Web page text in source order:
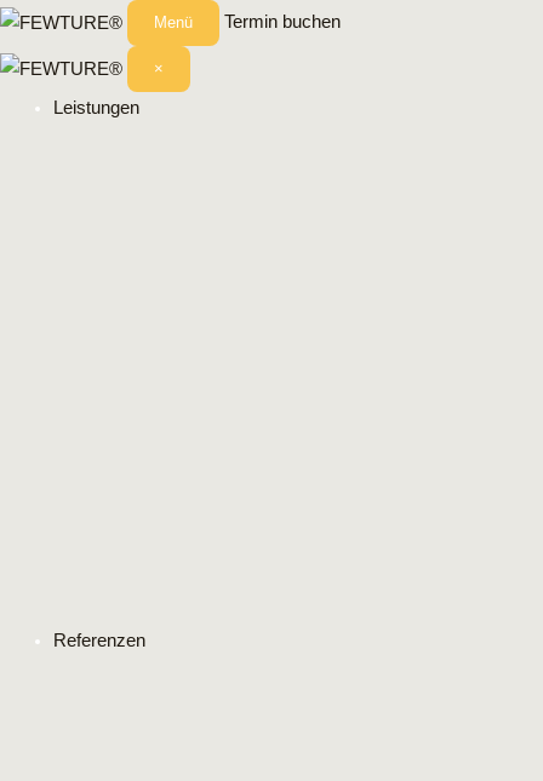
Menü Termin buchen
×
Leistungen
Referenzen